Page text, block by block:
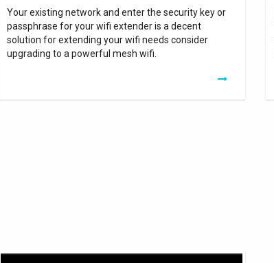
Your existing network and enter the security key or
passphrase for your wifi extender is a decent
solution for extending your wifi needs consider
upgrading to a powerful mesh wifi.
How